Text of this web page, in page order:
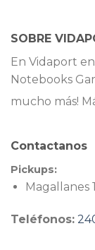
SOBRE
En Vidaport
Notebooks
mucho más!
Contactanos
Pickups:
Magallanes
Teléfonos: